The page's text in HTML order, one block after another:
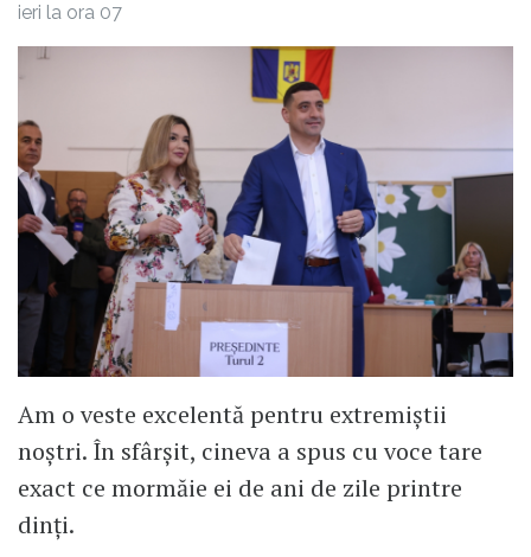
ieri la ora 07
Am o veste excelentă pentru extremiștii
noștri. În sfârșit, cineva a spus cu voce tare
exact ce mormăie ei de ani de zile printre
dinți.